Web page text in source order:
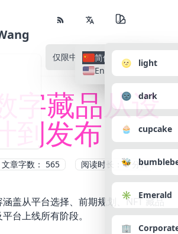
仅限中文所有语种
简体中文
English
🌝 light
🌚 dark
🧁 cupcake
🐝
✳️ Emerald
🏢
字藏品从设
计到发布
文章字数： 565 阅读时长： 3 分钟
盖从平台选择、前期规划、NFT 藏品
台上线所有阶段。